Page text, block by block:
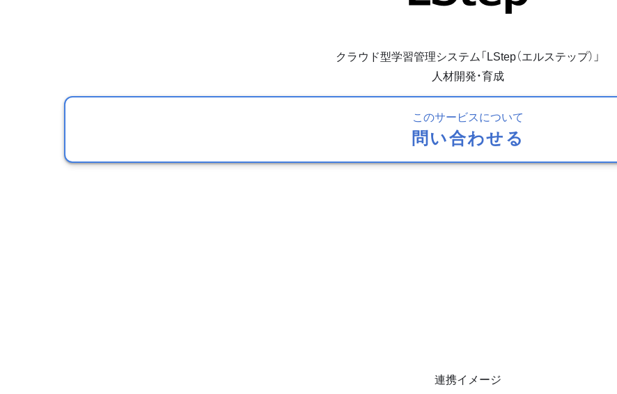
クラウド型学習管理システム「LStep（エルステップ）」
人材開発・育成
このサービスについて
問い合わせる
連携イメージ